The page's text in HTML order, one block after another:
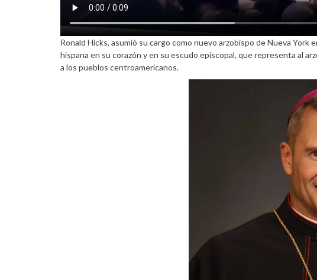
Ronald Hicks, asumió su cargo como nuevo arzobispo de Nueva
hispana en su corazón y en su escudo episcopal, que representa al
a los pueblos centroamericanos.